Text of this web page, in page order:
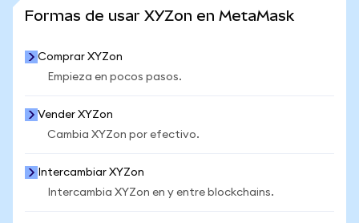
Formas de usar XYZon en MetaMask
Comprar XYZon
Empieza en pocos pasos.
Vender XYZon
Cambia XYZon por efectivo.
Intercambiar XYZon
Intercambia XYZon en y entre blockchains.